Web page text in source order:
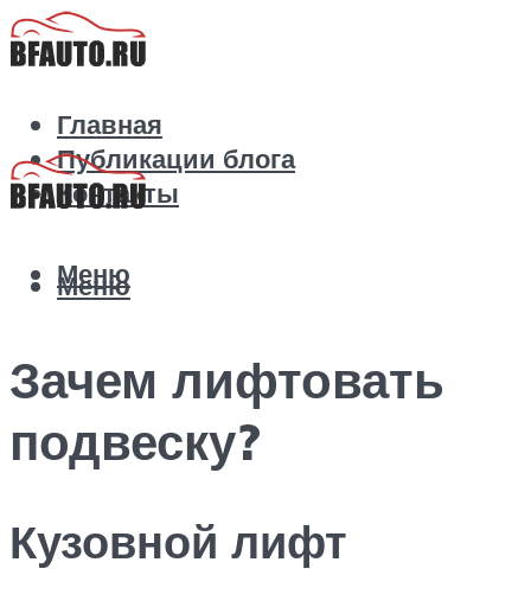
Главная
Публикации блога
Контакты
Меню
Меню
Зачем лифтовать
подвеску?
Кузовной лифт